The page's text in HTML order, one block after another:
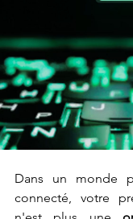
Dans un monde
connecté, votre